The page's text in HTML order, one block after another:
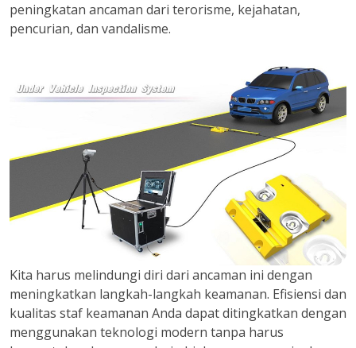
peningkatan ancaman dari terorisme, kejahatan,
pencurian, dan vandalisme.
Kita harus melindungi diri dari ancaman ini dengan
meningkatkan langkah-langkah keamanan. Efisiensi dan
kualitas staf keamanan Anda dapat ditingkatkan dengan
menggunakan teknologi modern tanpa harus